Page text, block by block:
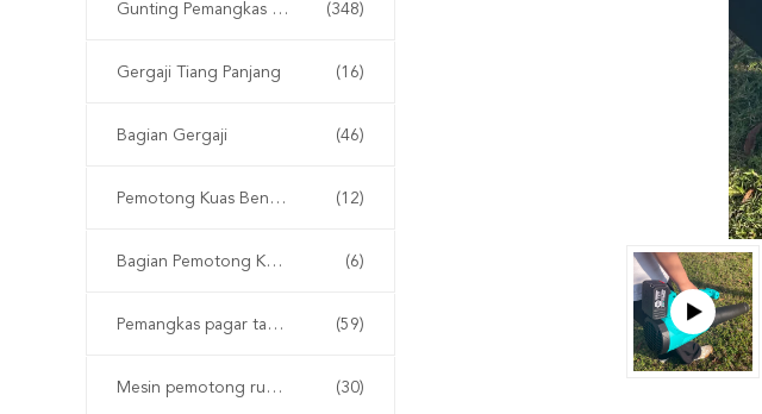
Gunting Pemangkas Elektrik (348)
Gergaji Tiang Panjang (16)
Bagian Gergaji (46)
Pemotong Kuas Bensin (12)
Bagian Pemotong Kuas (6)
Pemangkas pagar tanpa kabel (59)
Mesin pemotong rumput (30)